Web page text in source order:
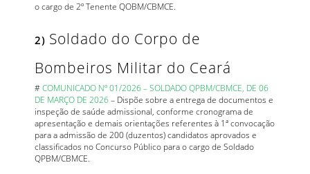
o cargo de 2º Tenente QOBM/CBMCE.
2) Soldado do Corpo de
Bombeiros Militar do Ceará
#COMUNICADO Nº 01/2026 – SOLDADO QPBM/CBMCE, DE 06
DE MARÇO DE 2026– Dispõe sobre a entrega de documentos e
inspeção de saúde admissional, conforme cronograma de
apresentação e demais orientações referentes à 1ª convocação
para a admissão de 200 (duzentos) candidatos aprovados e
classificados no Concurso Público para o cargo de Soldado
QPBM/CBMCE.